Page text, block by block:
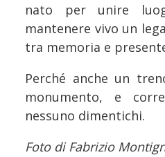
nato per unire
mantenere vivo un
tra memoria e
Perché anche un
monumento, e
nessuno dimentichi.
Foto di Fabrizio